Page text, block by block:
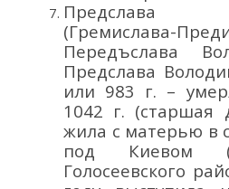
Предслава
(Гремислава-
Передъслава
Предслава
или 983 г. –
1042 г. (старшая
жила с матерью в
под Киевом
Голосеевского